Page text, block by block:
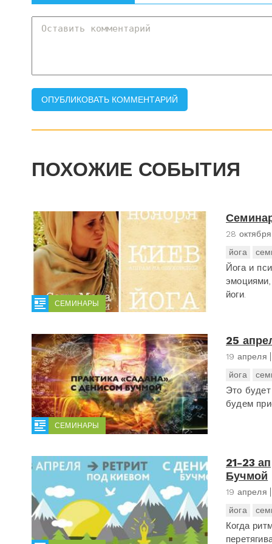
ПОХОЖИЕ СОБЫТИЯ
СЕМИНАРЫ
28 октября
йога
Йога и
йоги.
СЕМИНАРЫ
25
19 апреля
йога
Это
будем
21-23
Бучмой
19 апреля
йога
Когда